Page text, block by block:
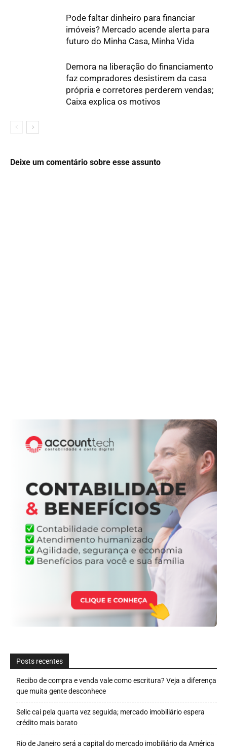
Pode faltar dinheiro para financiar
imóveis? Mercado acende alerta para
futuro do Minha Casa, Minha Vida
Demora na liberação do financiamento
faz compradores desistirem da casa
própria e corretores perderem vendas;
Caixa explica os motivos
Deixe um comentário sobre esse assunto
Posts recentes
Recibo de compra e venda vale como escritura? Veja a diferença
que muita gente desconhece
Selic cai pela quarta vez seguida; mercado imobiliário espera
crédito mais barato
Rio de Janeiro será a capital do mercado imobiliário da América